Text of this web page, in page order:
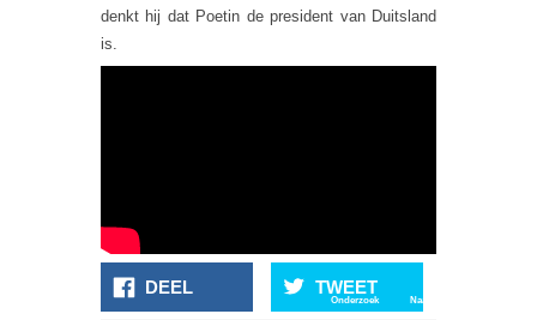
denkt hij dat Poetin de president van Duitsland
is.
DEEL TWEET
Onderzoek Naar